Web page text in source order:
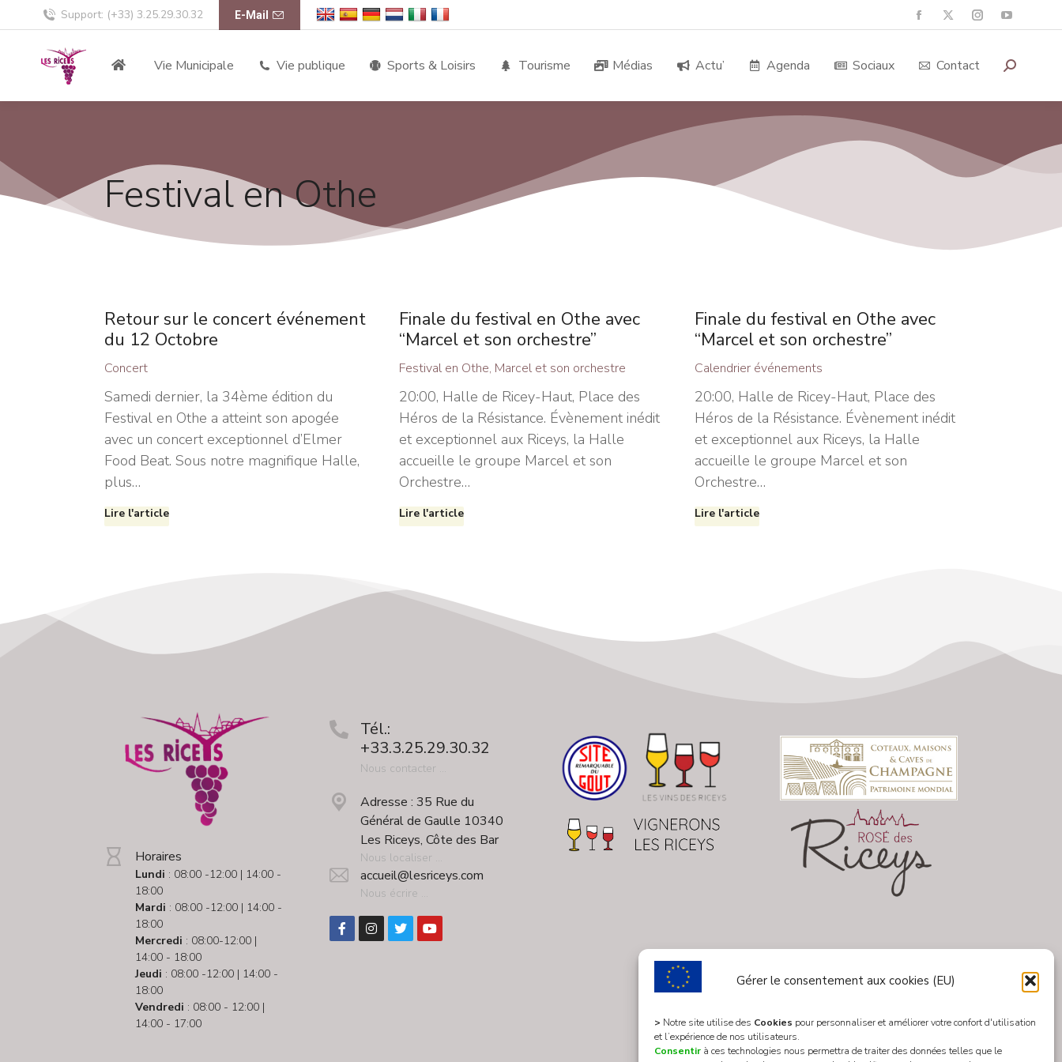
Gérer le consentement aux cookies (EU)
> Notre site utilise des Cookies pour personnaliser et améliorer votre confort d'utilisation
et l’expérience de nos utilisateurs.
Consentir à ces technologies nous permettra de traiter des données telles que le
Support: (+33) 3.25.29.30.32 E-Mail
Vie Municipale Vie publique Sports & Loisirs Tourisme Médias Actu’ Agenda Sociaux Contact
Festival en Othe
Retour sur le concert événement
du 12 Octobre
Concert
Samedi dernier, la 34ème édition du
Festival en Othe a atteint son apogée
avec un concert exceptionnel d’Elmer
Food Beat. Sous notre magnifique Halle,
plus…
Lire l'article
Finale du festival en Othe avec
“Marcel et son orchestre”
Festival en Othe, Marcel et son orchestre
20:00, Halle de Ricey-Haut, Place des
Héros de la Résistance. Évènement inédit
et exceptionnel aux Riceys, la Halle
accueille le groupe Marcel et son
Orchestre…
Lire l'article
Finale du festival en Othe avec
“Marcel et son orchestre”
Calendrier événements
20:00, Halle de Ricey-Haut, Place des
Héros de la Résistance. Évènement inédit
et exceptionnel aux Riceys, la Halle
accueille le groupe Marcel et son
Orchestre…
Lire l'article
Horaires
Lundi : 08:00 -12:00 | 14:00 -
18:00
Mardi : 08:00 -12:00 | 14:00 -
18:00
Mercredi : 08:00-12:00 |
14:00 - 18:00
Jeudi : 08:00 -12:00 | 14:00 -
18:00
Vendredi : 08:00 - 12:00 |
14:00 - 17:00
Tél.:
+33.3.25.29.30.32
Nous contacter ...
Adresse : 35 Rue du
Général de Gaulle 10340
Les Riceys, Côte des Bar
Nous localiser ...
accueil@lesriceys.com
Nous écrire ...